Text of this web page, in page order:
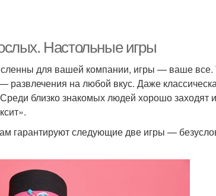
Настольные игры
для вашей компании, игры — ваше все.
развлечения на любой вкус. Даже
близко знакомых людей хорошо заходят
гарантируют следующие две игры —